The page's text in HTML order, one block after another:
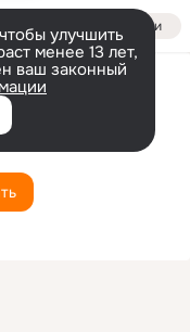
Войти
улучшить
менее 13 лет,
ваш законный
Mind